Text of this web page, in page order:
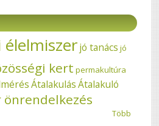
élelmiszerjó tanács jó
kert permakultúra
Átalakulás Átalakuló
Több